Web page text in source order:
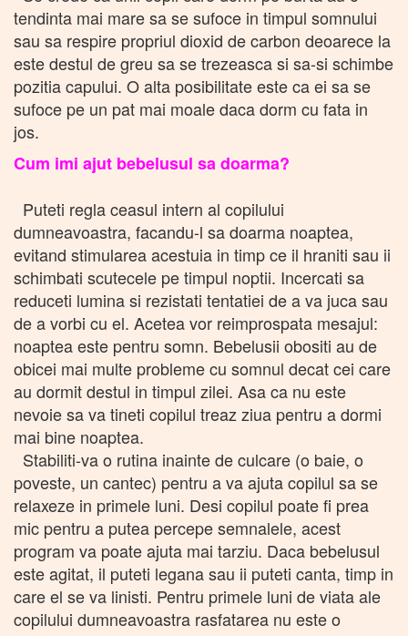
tendinta mai mare sa se sufoce in timpul somnului
sau sa respire propriul dioxid de carbon deoarece la
este destul de greu sa se trezeasca si sa-si schimbe
pozitia capului. O alta posibilitate este ca ei sa se
sufoce pe un pat mai moale daca dorm cu fata in
jos.
Cum imi ajut bebelusul sa doarma?
Puteti regla ceasul intern al copilului
dumneavoastra, facandu-l sa doarma noaptea,
evitand stimularea acestuia in timp ce il hraniti sau ii
schimbati scutecele pe timpul noptii. Incercati sa
reduceti lumina si rezistati tentatiei de a va juca sau
de a vorbi cu el. Acetea vor reimprospata mesajul:
noaptea este pentru somn. Bebelusii obositi au de
obicei mai multe probleme cu somnul decat cei care
au dormit destul in timpul zilei. Asa ca nu este
nevoie sa va tineti copilul treaz ziua pentru a dormi
mai bine noaptea.
Stabiliti-va o rutina inainte de culcare (o baie, o
poveste, un cantec) pentru a va ajuta copilul sa se
relaxeze in primele luni. Desi copilul poate fi prea
mic pentru a putea percepe semnalele, acest
program va poate ajuta mai tarziu. Daca bebelusul
este agitat, il puteti legana sau ii puteti canta, timp in
care el se va linisti. Pentru primele luni de viata ale
copilului dumneavoastra rasfatarea nu este o